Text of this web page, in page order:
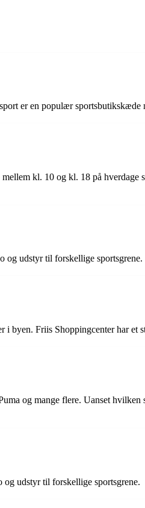
er en populær sportsbutikskæde
kl. 10 og kl. 18 på
og udstyr til forskellige sportsgrene.
byen. Friis Shoppingcenter har
og mange flere. Uanset
udstyr til forskellige sportsgrene.